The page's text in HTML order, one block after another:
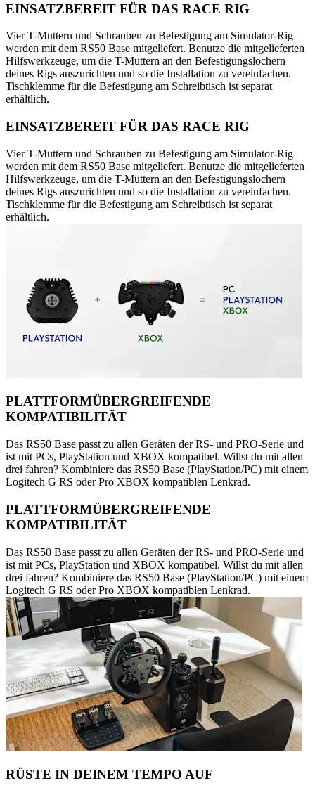
EINSATZBEREIT FÜR DAS RACE RIG
Vier T-Muttern und Schrauben zu Befestigung am Simulator-Rig
werden mit dem RS50 Base mitgeliefert. Benutze die mitgelieferten
Hilfswerkzeuge, um die T-Muttern an den Befestigungslöchern
deines Rigs auszurichten und so die Installation zu vereinfachen.
Tischklemme für die Befestigung am Schreibtisch ist separat
erhältlich.
EINSATZBEREIT FÜR DAS RACE RIG
Vier T-Muttern und Schrauben zu Befestigung am Simulator-Rig
werden mit dem RS50 Base mitgeliefert. Benutze die mitgelieferten
Hilfswerkzeuge, um die T-Muttern an den Befestigungslöchern
deines Rigs auszurichten und so die Installation zu vereinfachen.
Tischklemme für die Befestigung am Schreibtisch ist separat
erhältlich.
PLATTFORMÜBERGREIFENDE
KOMPATIBILITÄT
Das RS50 Base passt zu allen Geräten der RS- und PRO-Serie und
ist mit PCs, PlayStation und XBOX kompatibel. Willst du mit allen
drei fahren? Kombiniere das RS50 Base (PlayStation/PC) mit einem
Logitech G RS oder Pro XBOX kompatiblen Lenkrad.
PLATTFORMÜBERGREIFENDE
KOMPATIBILITÄT
Das RS50 Base passt zu allen Geräten der RS- und PRO-Serie und
ist mit PCs, PlayStation und XBOX kompatibel. Willst du mit allen
drei fahren? Kombiniere das RS50 Base (PlayStation/PC) mit einem
Logitech G RS oder Pro XBOX kompatiblen Lenkrad.
RÜSTE IN DEINEM TEMPO AUF